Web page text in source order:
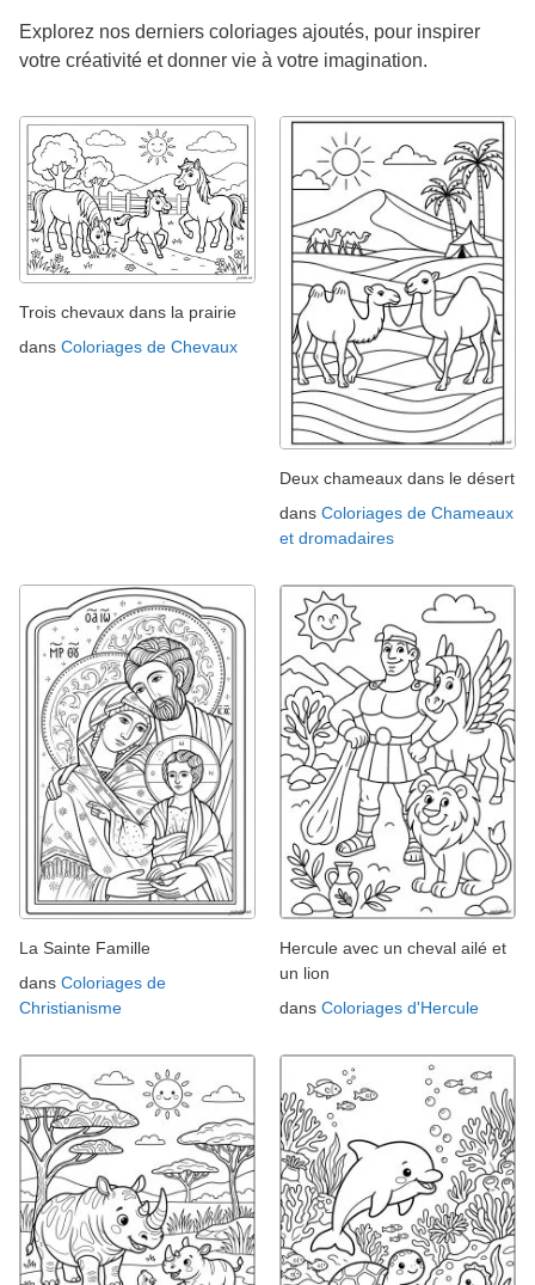
Explorez nos derniers coloriages ajoutés, pour inspirer
votre créativité et donner vie à votre imagination.
Trois chevaux dans la prairie
dans Coloriages de Chevaux
Deux chameaux dans le désert
dans Coloriages de Chameaux
et dromadaires
La Sainte Famille
dans Coloriages de
Christianisme
Hercule avec un cheval ailé et
un lion
dans Coloriages d'Hercule